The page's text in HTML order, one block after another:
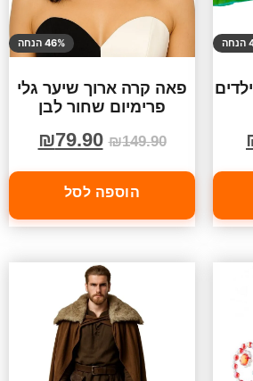
46% הנחה
פאה קרה ארוך שיער גלי
פרימיום שחור לבן
₪149.90
₪79.90
הוספה לסל